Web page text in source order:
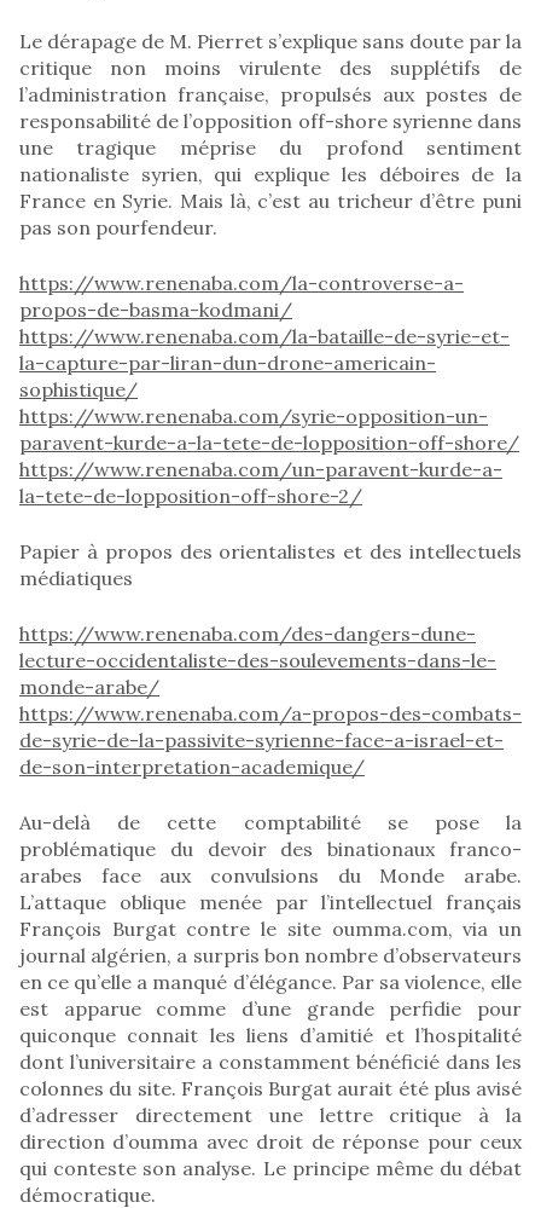
Le dérapage de M. Pierret s’explique sans doute par la
critique non moins virulente des supplétifs de
l’administration française, propulsés aux postes de
responsabilité de l’opposition off-shore syrienne dans
une tragique méprise du profond sentiment
nationaliste syrien, qui explique les déboires de la
France en Syrie. Mais là, c’est au tricheur d’être puni
pas son pourfendeur.
https://www.renenaba.com/la-controverse-a-
propos-de-basma-kodmani/
https://www.renenaba.com/la-bataille-de-syrie-et-
la-capture-par-liran-dun-drone-americain-
sophistique/
https://www.renenaba.com/syrie-opposition-un-
paravent-kurde-a-la-tete-de-lopposition-off-shore/
https://www.renenaba.com/un-paravent-kurde-a-
la-tete-de-lopposition-off-shore-2/
Papier à propos des orientalistes et des intellectuels
médiatiques
https://www.renenaba.com/des-dangers-dune-
lecture-occidentaliste-des-soulevements-dans-le-
monde-arabe/
https://www.renenaba.com/a-propos-des-combats-
de-syrie-de-la-passivite-syrienne-face-a-israel-et-
de-son-interpretation-academique/
Au-delà de cette comptabilité se pose la
problématique du devoir des binationaux franco-
arabes face aux convulsions du Monde arabe.
L’attaque oblique menée par l’intellectuel français
François Burgat contre le site oumma.com, via un
journal algérien, a surpris bon nombre d’observateurs
en ce qu’elle a manqué d’élégance. Par sa violence, elle
est apparue comme d’une grande perfidie pour
quiconque connait les liens d’amitié et l’hospitalité
dont l’universitaire a constamment bénéficié dans les
colonnes du site. François Burgat aurait été plus avisé
d’adresser directement une lettre critique à la
direction d’oumma avec droit de réponse pour ceux
qui conteste son analyse. Le principe même du débat
démocratique.